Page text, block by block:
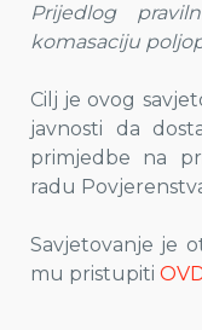
Prijedlog
komasaciju
Cilj je ovog
javnosti da
primjedbe na
radu
Savjetovanje je
mu pristupiti